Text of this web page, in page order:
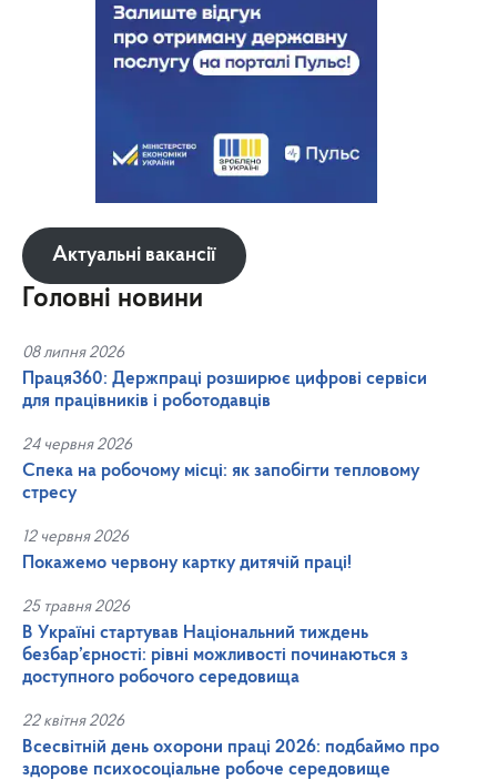
Актуальні вакансії
Головні новини
08 липня 2026
Праця360: Держпраці розширює цифрові сервіси
для працівників і роботодавців
24 червня 2026
Спека на робочому місці: як запобігти тепловому
стресу
12 червня 2026
Покажемо червону картку дитячій праці!
25 травня 2026
В Україні стартував Національний тиждень
безбар’єрності: рівні можливості починаються з
доступного робочого середовища
22 квітня 2026
Всесвітній день охорони праці 2026: подбаймо про
здорове психосоціальне робоче середовище